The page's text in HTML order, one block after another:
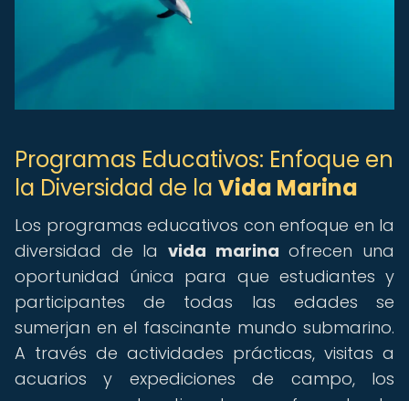
Programas Educativos: Enfoque en
la Diversidad de la Vida Marina
Los programas educativos con enfoque en la
diversidad de la vida marina ofrecen una
oportunidad única para que estudiantes y
participantes de todas las edades se
sumerjan en el fascinante mundo submarino.
A través de actividades prácticas, visitas a
acuarios y expediciones de campo, los